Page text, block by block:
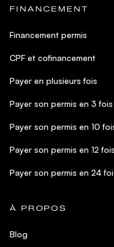
FINANCEMENT
Financement permis
CPF et cofinancement
Payer en plusieurs fois
Payer son permis en 3 fois
Payer son permis en 10
Payer son permis en 12 fois
Payer son permis en 24
À PROPOS
Blog